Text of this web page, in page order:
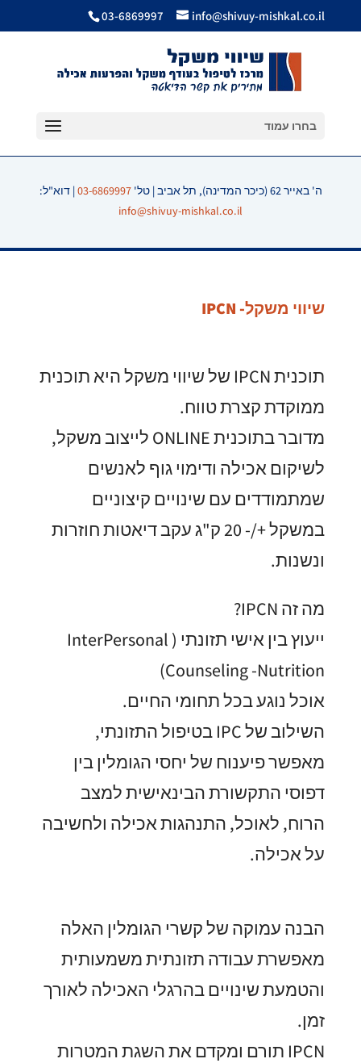
03-6869997 info@shivuy-mishkal.co.il
בחרו עמוד
ה' באייר 62 (כיכר המדינה), תל אביב | טל' 03-6869997| דוא"ל:
info@shivuy-mishkal.co.il
שיווי משקל- IPCN
תוכנית IPCN של שיווי משקל היא תוכנית
ממוקדת קצרת טווח.
מדובר בתוכנית ONLINE לייצוב משקל,
לשיקום אכילה ודימוי גוף לאנשים
שמתמודדים עם שינויים קיצוניים
במשקל +/- 20 ק"ג עקב דיאטות חוזרות
ונשנות.
מה זה IPCN?
ייעוץ בין אישי תזונתי ( InterPersonal
Counseling -Nutrition)
אוכל נוגע בכל תחומי החיים.
השילוב של IPC בטיפול התזונתי,
מאפשר פיענוח של יחסי הגומלין בין
דפוסי התקשורת הבינאישית למצב
הרוח, לאוכל, התנהגות אכילה ולחשיבה
על אכילה.
הבנה עמוקה של קשרי הגומלין האלה
מאפשרת עבודה תזונתית משמעותית
והטמעת שינויים בהרגלי האכילה לאורך
זמן.
IPCN תורם ומקדם את השגת המטרות